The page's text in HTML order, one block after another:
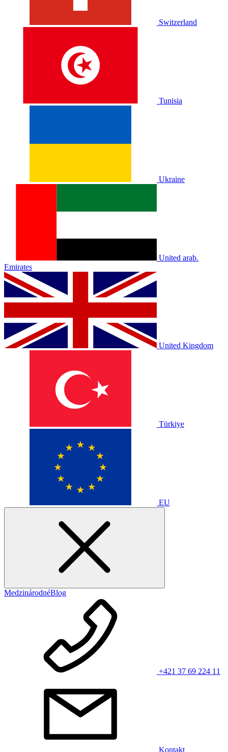
Switzerland
Tunisia
Ukraine
United arab.
Emirates
United Kingdom
Türkiye
EU
MedzinárodnéBlog
+421 37 69 224 11
Kontakt